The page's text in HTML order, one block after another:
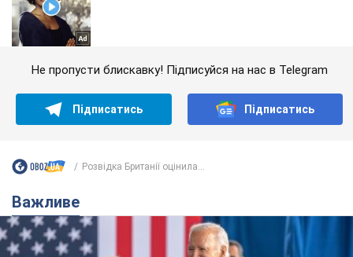
Не пропусти блискавку! Підписуйся на нас в Telegram
Підписатись Підписатись
Розвідка Британії оцінила...
Важливе